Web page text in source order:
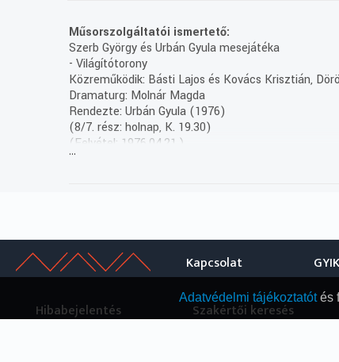
Műsorszolgáltatói ismertető:
Szerb György és Urbán Gyula mesejátéka
- Világítótorony
Közreműködik: Básti Lajos és Kovács Krisztián,
Dramaturg: Molnár Magda
Rendezte: Urbán Gyula (1976)
(8/7. rész: holnap, K. 19.30)
(Felvétel: 1976.04.21.)
...
Kapcsolat GYIK
Hibabejelentés Szakértői keresés
Adatvédelmi tájékoztatótés